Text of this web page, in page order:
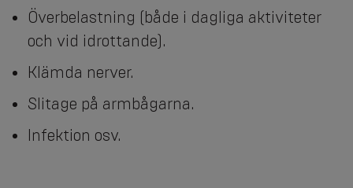
Överbelastning (både i dagliga aktiviteter
och vid idrottande).
Klämda nerver.
Slitage på armbågarna.
Infektion osv.